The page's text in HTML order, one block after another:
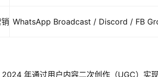
WhatsApp Broadcast / Discord / FB
年通过用户内容二次创作（UGC）实